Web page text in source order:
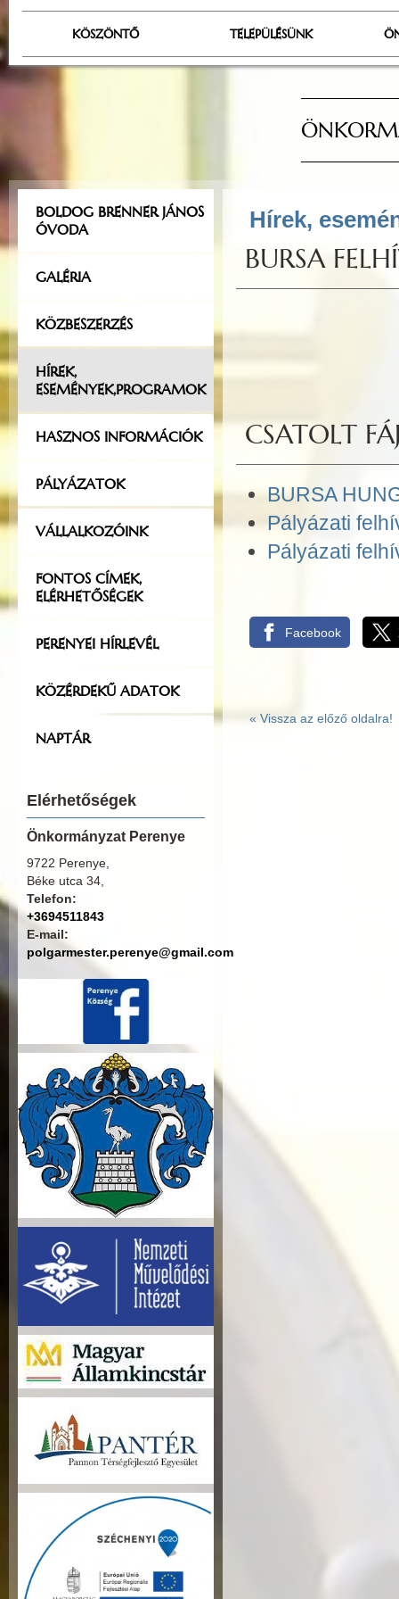
KÖSZÖNTŐ TELEPÜLÉSÜNK
BOLDOG BRENNER JÁNOS
ÓVODA
GALÉRIA
KÖZBESZERZÉS
HÍREK,
ESEMÉNYEK,PROGRAMOK
HASZNOS INFORMÁCIÓK
PÁLYÁZATOK
VÁLLALKOZÓINK
FONTOS CÍMEK,
ELÉRHETŐSÉGEK
PERENYEI HÍRLEVÉL
KÖZÉRDEKŰ ADATOK
NAPTÁR
Elérhetőségek
Önkormányzat Perenye
9722 Perenye,
Béke utca 34,
Telefon:
+3694511843
E-mail:
polgarmester.perenye@gmail.com
Hírek,
BURSA
CSATOLT
BURSA
Pályázati
Pályázati
Facebook
« Vissza az előző oldalra!